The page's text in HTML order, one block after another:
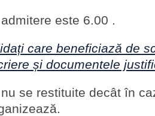
este 6.00 .
care beneficiază de
și documentele
se restituite decât în